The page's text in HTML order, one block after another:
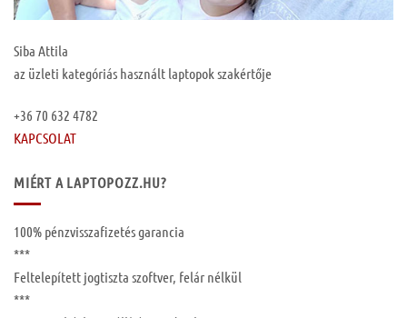
Siba Attila
az üzleti kategóriás használt laptopok szakértője
+36 70 632 4782
KAPCSOLAT
MIÉRT A LAPTOPOZZ.HU?
100% pénzvisszafizetés garancia
***
Feltelepített jogtiszta szoftver, felár nélkül
***